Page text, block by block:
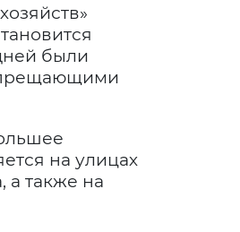
были
на улицах
а также на